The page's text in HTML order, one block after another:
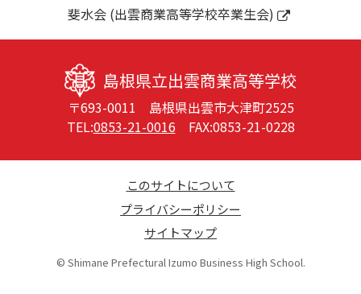
斐水会 (出雲商業高等学校卒業生会)
島根県立出雲商業高等学校
〒693-0011 島根県出雲市大津町2525
TEL:0853-21-0016 FAX:0853-21-0228
このサイトについて
プライバシーポリシー
サイトマップ
© Shimane Prefectural Izumo Business High School.